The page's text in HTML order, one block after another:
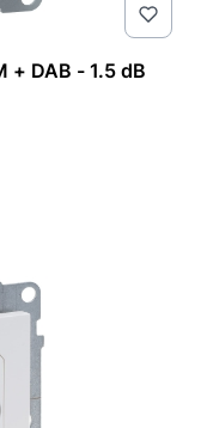
+ DAB - 1.5 dB